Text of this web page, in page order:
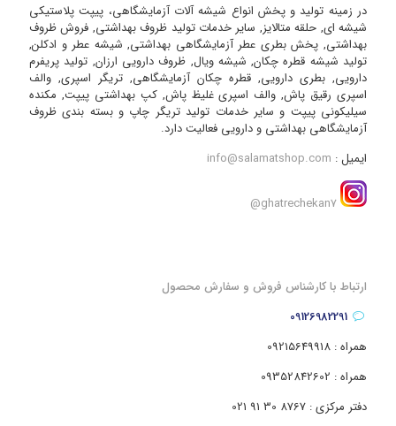
در زمینه تولید و پخش انواع شیشه آلات آزمایشگاهی، پیپت پلاستیکی
شیشه ای, حلقه متالایز, سایر خدمات تولید ظروف بهداشتی, فروش ظروف
بهداشتی, پخش بطری عطر آزمایشگاهی بهداشتی, شیشه عطر و ادکلن,
تولید شیشه قطره چکان, شیشه ویال, ظروف دارویی ارزان, تولید پریفرم
دارویی, بطری دارویی, قطره چکان آزمایشگاهی, تریگر اسپری, والف
اسپری رقیق پاش, والف اسپری غلیظ پاش, کپ بهداشتی پیپت, مکنده
سیلیکونی پیپت و سایر خدمات تولید تریگر چاپ و بسته بندی ظروف
آزمایشگاهی بهداشتی و دارویی فعالیت دارد.
ایمیل : info@salamatshop.com
ghatrechekan7@
ارتباط با کارشناس فروش و سفارش محصول
09126982291
همراه : 09215649918
همراه : 09352842602
دفتر مرکزی : 8767 30 91 021